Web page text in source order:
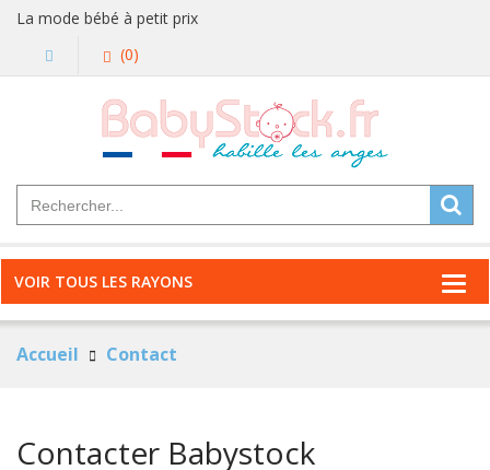
La mode bébé à petit prix
(0)
VOIR TOUS LES RAYONS
Accueil Contact
Contacter Babystock